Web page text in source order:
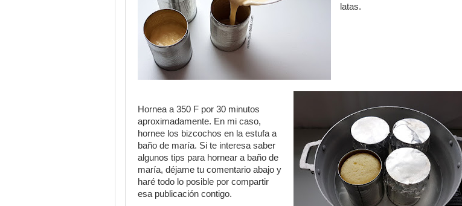
latas.
Hornea a 350 F por 30 minutos
aproximadamente. En mi caso,
hornee los bizcochos en la estufa a
baño de maría. Si te interesa saber
algunos tips para hornear a baño de
maría, déjame tu comentario abajo y
haré todo lo posible por compartir
esa publicación contigo.